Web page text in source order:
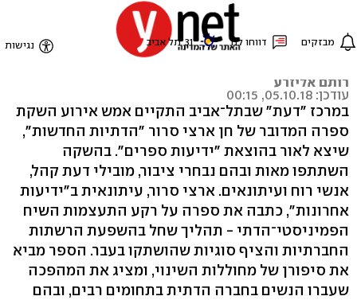
הדתיות החדשות נפגשות
None
רותם אליזרע
עודכן: 05.10.18, 00:15
במרכז "דעת" שבתל־אביב התקיים אמש אירוע השקת
ספרה המדובר של חן ארצי סרור "הדתיות החדשות",
שיצא לאור בהוצאת "ידיעות ספרים". בהשקה
השתתפו מאות ובהם נבחרי ציבור, מובילי דעת קהל,
אנשי רוח ועיתונאים. ארצי סרור, עיתונאית ב"ידיעות
אחרונות", כתבה את ספרה על רקע התעצמות השיח
הפמיניסטי־הדתי - תהליך שחל בהשפעת הרשתות
החברתיות והציף סוגיות שהושתקו בעבר. הספר מביא
את סיפורן של מחוללות השינוי, ומציג את המהפכה
שעברו הנשים בחברה הדתית בתחומים רבים, ובהם